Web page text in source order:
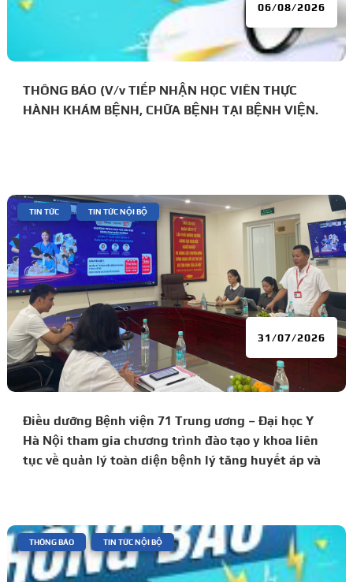
THÔNG BÁO (V/v TIẾP NHẬN HỌC VIÊN THỰC
HÀNH KHÁM BỆNH, CHỮA BỆNH TẠI BỆNH VIỆN.
06/08/2026
Điều dưỡng Bệnh viện 71 Trung ương – Đại học Y
Hà Nội tham gia chương trình đào tạo y khoa liên
tục về quản lý toàn diện bệnh lý tăng huyết áp và
31/07/2026
TIN TỨC TIN TỨC NỘI BỘ
THÔNG BÁO TIN TỨC NỘI BỘ